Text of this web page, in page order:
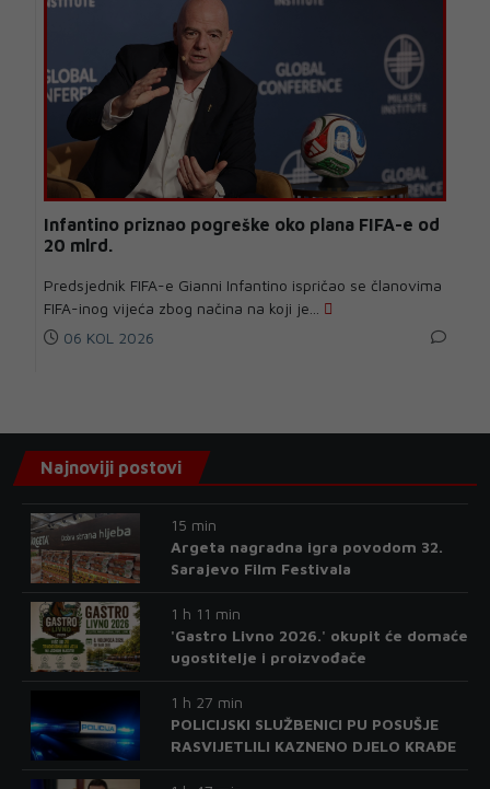
Infantino priznao pogreške oko plana FIFA-e od
20 mlrd.
Predsjednik FIFA-e Gianni Infantino ispričao se članovima
FIFA-inog vijeća zbog načina na koji je...
06 KOL 2026
Najnoviji postovi
15 min
Argeta nagradna igra povodom 32.
Sarajevo Film Festivala
1 h 11 min
'Gastro Livno 2026.' okupit će domaće
ugostitelje i proizvođače
1 h 27 min
POLICIJSKI SLUŽBENICI PU POSUŠJE
RASVIJETLILI KAZNENO DJELO KRAĐE